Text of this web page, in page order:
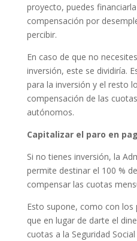
proyecto, puedes
compensación por
percibir.
En caso de que no
inversión, este se dividiría.
para la inversión y el resto
compensación de las
autónomos.
Capitalizar el paro en
Si no tienes inversión, la
permite destinar el 100 %
compensar las cuotas
Esto supone, como con
que en lugar de darte el
cuotas a la Seguridad